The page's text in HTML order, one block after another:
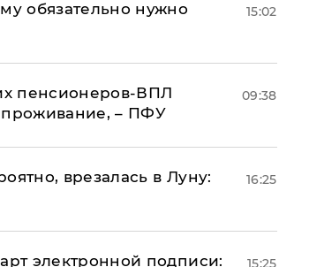
обязательно нужно
15:02
пенсионеров-ВПЛ
проживание, – ПФУ
09:38
врезалась в Луну:
16:25
электронной подписи: 15:25